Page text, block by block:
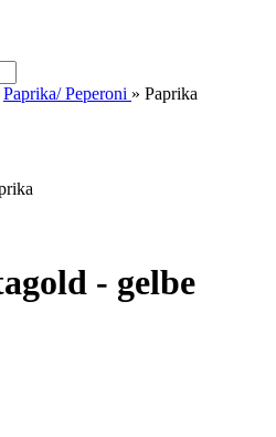
Paprika/ Peperoni » Paprika
- gelbe